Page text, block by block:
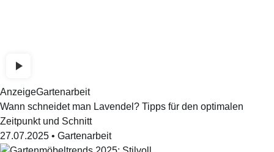
AnzeigeGartenarbeit
Wann schneidet man Lavendel? Tipps für den optimalen
Zeitpunkt und Schnitt
27.07.2025 • Gartenarbeit